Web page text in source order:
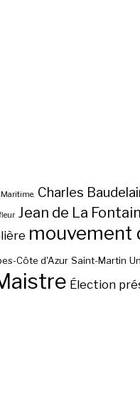
Charles
Jean de La
mouvement
Côte d'Azur Saint-Martin
Élection